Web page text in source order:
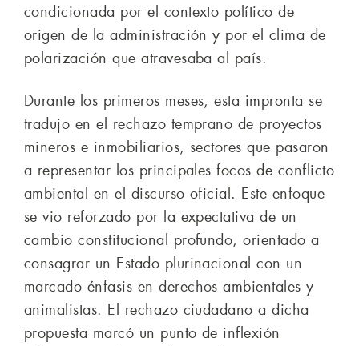
condicionada por el contexto político de
origen de la administración y por el clima de
polarización que atravesaba al país.
Durante los primeros meses, esta impronta se
tradujo en el rechazo temprano de proyectos
mineros e inmobiliarios, sectores que pasaron
a representar los principales focos de conflicto
ambiental en el discurso oficial. Este enfoque
se vio reforzado por la expectativa de un
cambio constitucional profundo, orientado a
consagrar un Estado plurinacional con un
marcado énfasis en derechos ambientales y
animalistas. El rechazo ciudadano a dicha
propuesta marcó un punto de inflexión